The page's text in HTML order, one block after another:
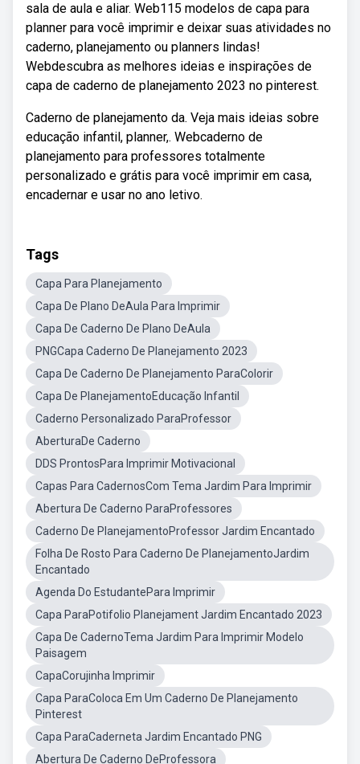
sala de aula e aliar. Web115 modelos de capa para
planner para você imprimir e deixar suas atividades no
caderno, planejamento ou planners lindas!
Webdescubra as melhores ideias e inspirações de
capa de caderno de planejamento 2023 no pinterest.
Caderno de planejamento da. Veja mais ideias sobre
educação infantil, planner,. Webcaderno de
planejamento para professores totalmente
personalizado e grátis para você imprimir em casa,
encadernar e usar no ano letivo.
Tags
Capa Para Planejamento
Capa De Plano DeAula Para Imprimir
Capa De Caderno De Plano DeAula
PNGCapa Caderno De Planejamento 2023
Capa De Caderno De Planejamento ParaColorir
Capa De PlanejamentoEducação Infantil
Caderno Personalizado ParaProfessor
AberturaDe Caderno
DDS ProntosPara Imprimir Motivacional
Capas Para CadernosCom Tema Jardim Para Imprimir
Abertura De Caderno ParaProfessores
Caderno De PlanejamentoProfessor Jardim Encantado
Folha De Rosto Para Caderno De PlanejamentoJardim
Encantado
Agenda Do EstudantePara Imprimir
Capa ParaPotifolio Planejament Jardim Encantado 2023
Capa De CadernoTema Jardim Para Imprimir Modelo
Paisagem
CapaCorujinha Imprimir
Capa ParaColoca Em Um Caderno De Planejamento
Pinterest
Capa ParaCaderneta Jardim Encantado PNG
Abertura De Caderno DeProfessora